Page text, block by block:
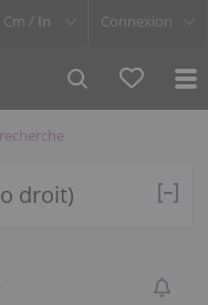
Cm / In Connexion
droit)